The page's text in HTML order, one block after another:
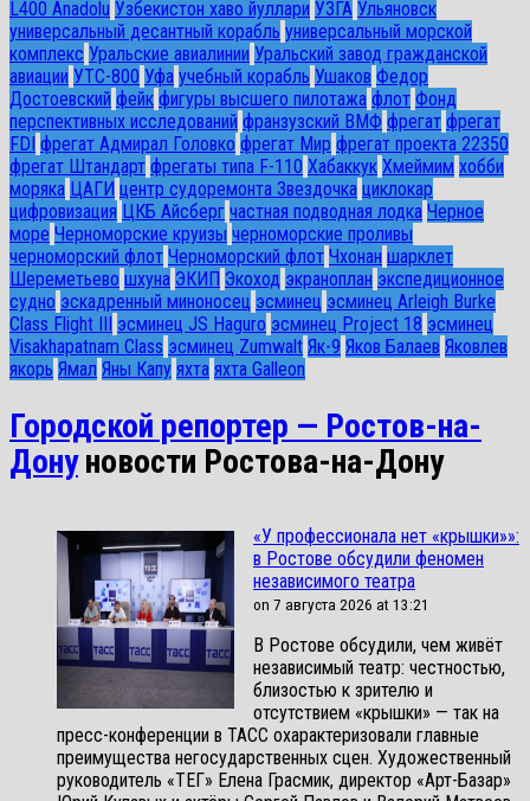
L400 Anadolu Узбекистон хаво йуллари УЗГА Ульяновск
универсальный десантный корабль универсальный морской
комплекс Уральские авиалинии Уральский завод гражданской
авиации УТС-800 Уфа учебный корабль Ушаков Федор
Достоевский фейк фигуры высшего пилотажа флот Фонд
перспективных исследований франзузский ВМФ фрегат фрегат
FDI фрегат Адмирал Головко фрегат Мир фрегат проекта 22350
фрегат Штандарт фрегаты типа F-110 Хабаккук Хмеймим хобби
моряка ЦАГИ центр судоремонта Звездочка циклокар
цифровизация ЦКБ Айсберг частная подводная лодка Черное
море Черноморские круизы черноморские проливы
черноморский флот Черноморский флот Чхонан шарклет
Шереметьево шхуна ЭКИП Экоход экраноплан экспедиционное
судно эскадренный миноносец эсминец эсминец Arleigh Burke
Class Flight III
эсминец JS Haguro эсминец Project 18 эсминец
Visakhapatnam Class эсминец Zumwalt Як-9 Яков Балаев Яковлев
якорь Ямал Яны Капу яхта яхта Galleon
Городской репортер — Ростов-на-
Дону новости Ростова-на-Дону
«У профессионала нет «крышки»»:
в Ростове обсудили феномен
независимого театра
on 7 августа 2026 at 13:21
В Ростове обсудили, чем живёт
независимый театр: честностью,
близостью к зрителю и
отсутствием «крышки» — так на
пресс-конференции в ТАСС охарактеризовали главные
преимущества негосударственных сцен. Художественный
руководитель «ТЕГ» Елена Грасмик, директор «Арт-Базар»